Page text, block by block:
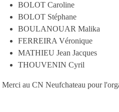
BOLOT Caroline
BOLOT Stéphane
BOULANOUAR Malika
FERREIRA Véronique
MATHIEU Jean Jacques
THOUVENIN Cyril
Merci au CN Neufchateau pour